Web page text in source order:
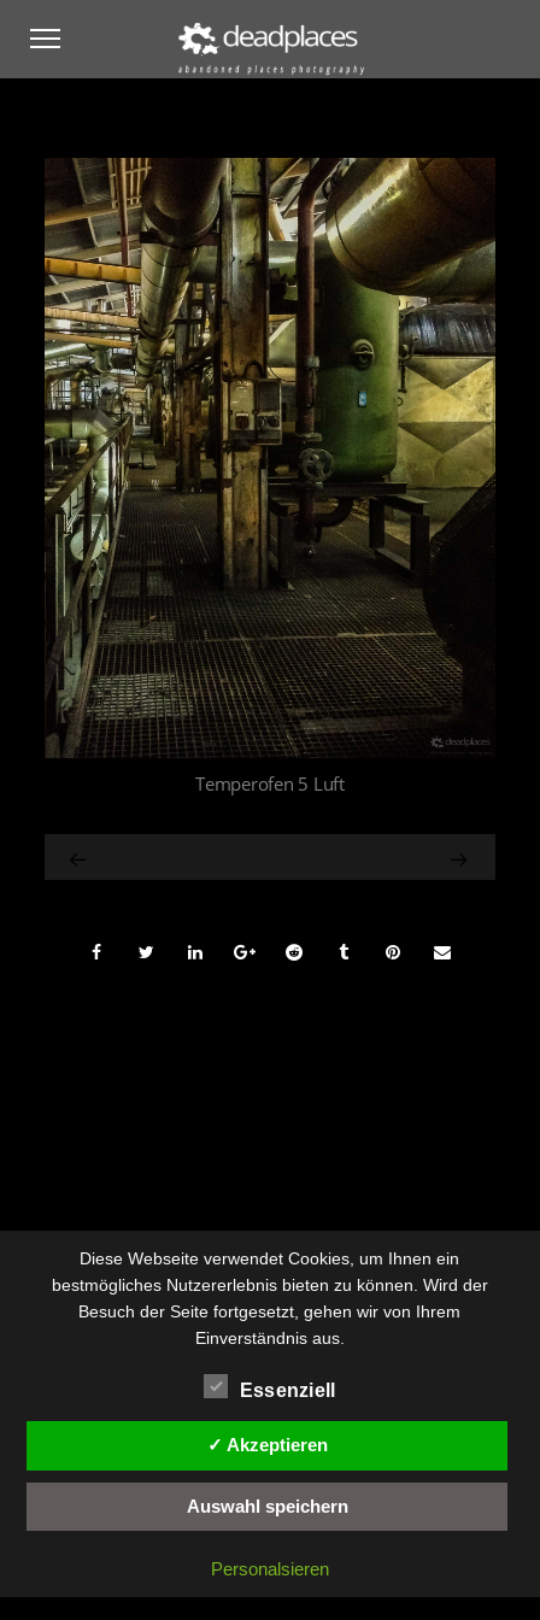
Temperofen 5 Luft
Diese Webseite verwendet Cookies, um Ihnen ein
bestmögliches Nutzererlebnis bieten zu können. Wird der
Besuch der Seite fortgesetzt, gehen wir von Ihrem
Einverständnis aus.
Essenziell
✓ Akzeptieren
Auswahl speichern
Personalsieren